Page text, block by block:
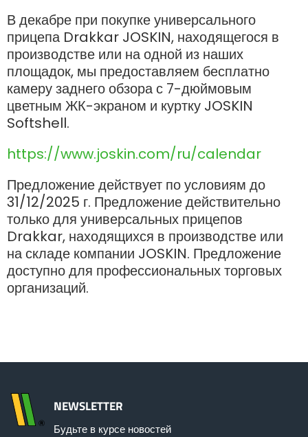
КОНТАКТ
MyJOSKIN
Suomi
Magyar
Български
Eesti keel
Slovenija
Lietuvių kalba
В декабре при покупке универсального
прицепа Drakkar JOSKIN, находящегося в
производстве или на одной из наших
площадок, мы предоставляем бесплатно
камеру заднего обзора с 7-дюймовым
цветным ЖК-экраном и куртку JOSKIN
Softshell.
https://www.joskin.com/ru/calendar
Предложение действует по условиям до
31/12/2025 г. Предложение действительно
только для универсальных прицепов
Drakkar, находящихся в производстве или
на складе компании JOSKIN. Предложение
доступно для профессиональных торговых
организаций.
NEWSLETTER
Будьте в курсе новостей